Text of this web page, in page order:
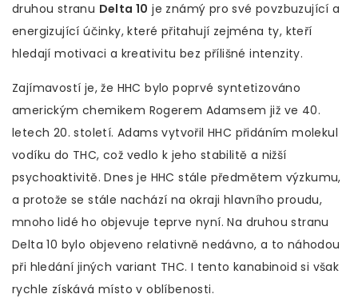
druhou stranu Delta 10 je známý pro své povzbuzující a
energizující účinky, které přitahují zejména ty, kteří
hledají motivaci a kreativitu bez přílišné intenzity.
Zajímavostí je, že HHC bylo poprvé syntetizováno
americkým chemikem Rogerem Adamsem již ve 40.
letech 20. století. Adams vytvořil HHC přidáním molekul
vodíku do THC, což vedlo k jeho stabilitě a nižší
psychoaktivitě. Dnes je HHC stále předmětem výzkumu,
a protože se stále nachází na okraji hlavního proudu,
mnoho lidé ho objevuje teprve nyní. Na druhou stranu
Delta 10 bylo objeveno relativně nedávno, a to náhodou
při hledání jiných variant THC. I tento kanabinoid si však
rychle získává místo v oblíbenosti.